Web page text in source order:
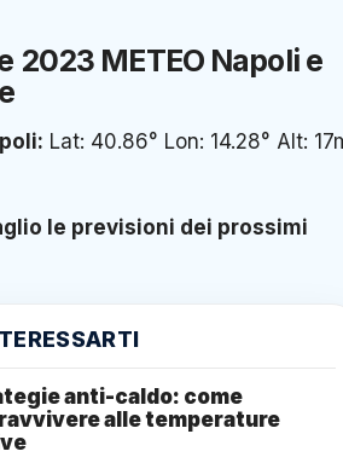
2023 METEO Napoli e
Lat: 40.86° Lon: 14.28° Alt:
le previsioni dei prossimi
anti-caldo: come
alle temperature